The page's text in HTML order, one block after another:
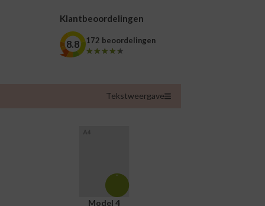
Klantbeoordelingen
8.8 172 beoordelingen
★★★★★
★★★★★
Tekstweergave
Model 4